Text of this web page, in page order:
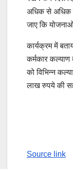
अधिक से अधिक
जाए कि
कार्यक्रम में
कर्मकार कल्याण
को विभिन्न
लाख रुपये की
Source link